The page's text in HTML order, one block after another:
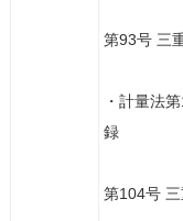
第93号 三
・計量法
録
第104号